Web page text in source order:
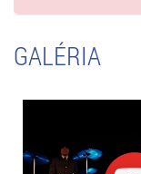
– v prípade
(dáždniky nie sú z
V mieste konania na
zámockej terase.
GALÉRIA